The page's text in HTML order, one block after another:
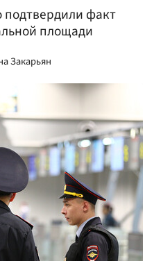
подтвердили факт
площади
Закарьян